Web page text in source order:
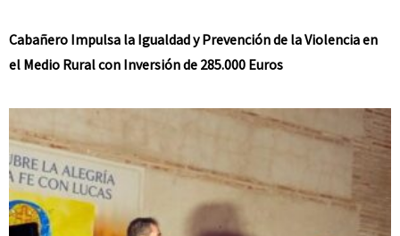
Cabañero Impulsa la Igualdad y Prevención de la Violencia en
el Medio Rural con Inversión de 285.000 Euros